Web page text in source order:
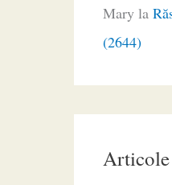
Mary la
(2644)
Articole